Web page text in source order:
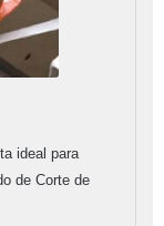
ideal para
de Corte de